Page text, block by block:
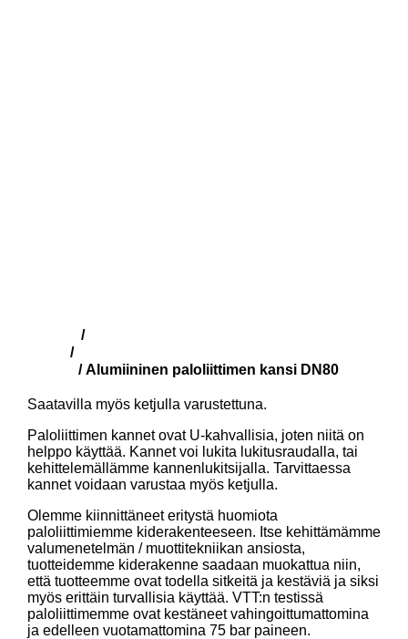
/
/
/ Alumiininen paloliittimen kansi DN80
Saatavilla myös ketjulla varustettuna.
Paloliittimen kannet ovat U-kahvallisia, joten niitä on
helppo käyttää. Kannet voi lukita lukitusraudalla, tai
kehittelemällämme kannenlukitsijalla. Tarvittaessa
kannet voidaan varustaa myös ketjulla.
Olemme kiinnittäneet eritystä huomiota
paloliittimiemme kiderakenteeseen. Itse kehittämämme
valumenetelmän / muottitekniikan ansiosta,
tuotteidemme kiderakenne saadaan muokattua niin,
että tuotteemme ovat todella sitkeitä ja kestäviä ja siksi
myös erittäin turvallisia käyttää. VTT:n testissä
paloliittimemme ovat kestäneet vahingoittumattomina
ja edelleen vuotamattomina 75 bar paineen.